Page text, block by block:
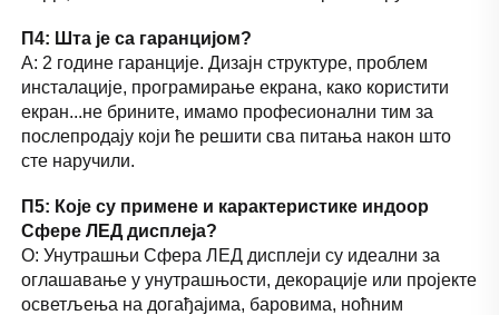
П4: Шта је са гаранцијом?
А: 2 године гаранције. Дизајн структуре, проблем
инсталације, програмирање екрана, како користити
екран...не брините, имамо професионални тим за
послепродају који ће решити сва питања након што
сте наручили.
П5: Које су примене и карактеристике индоор
Сфере ЛЕД дисплеја?
О: Унутрашњи Сфера ЛЕД дисплеји су идеални за
оглашавање у унутрашњости, декорације или пројекте
осветљења на догађајима, баровима, ноћним